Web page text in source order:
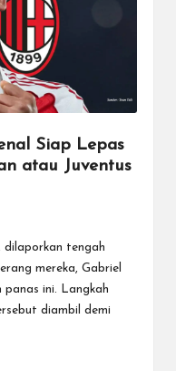
Siap Lepas
atau Juventus
dilaporkan tengah
mereka, Gabriel
panas ini. Langkah
diambil demi